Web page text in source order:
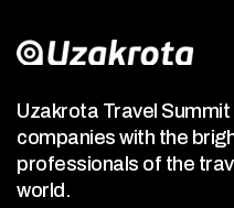
Uzakrota Travel
companies with the
professionals of the
world.